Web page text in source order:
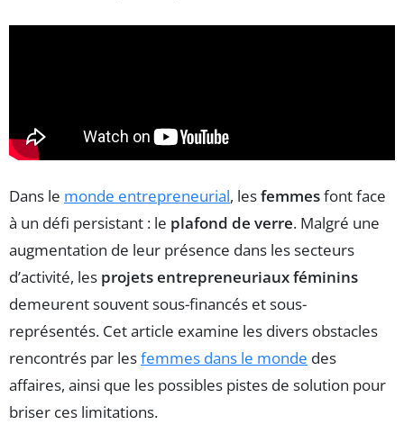
Dans le monde entrepreneurial, lesfemmesfont face
à un défi persistant : le plafond de verre. Malgré une
augmentation de leur présence dans les secteurs
d’activité, les projets entrepreneuriaux féminins
demeurent souvent sous-financés et sous-
représentés. Cet article examine les divers obstacles
rencontrés par lesfemmes dans le monde des
affaires, ainsi que les possibles pistes de solution pour
briser ces limitations.